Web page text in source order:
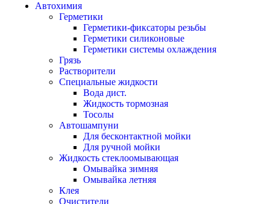
Автохимия
Герметики
Герметики-фиксаторы резьбы
Герметики силиконовые
Герметики системы охлаждения
Грязь
Растворители
Специальные жидкости
Вода дист.
Жидкость тормозная
Тосолы
Автошампуни
Для бесконтактной мойки
Для ручной мойки
Жидкость стеклоомывающая
Омывайка зимняя
Омывайка летняя
Клея
Очистители